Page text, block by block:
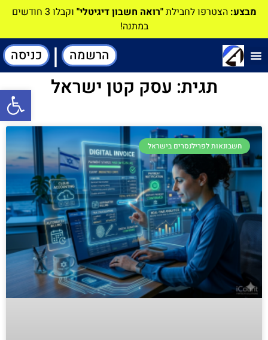
מבצע: הצטרפו לחבילת"רואה חשבון דיגיטלי"
וקבלו 3 חודשים
במתנה!
הרשמה | כניסה
תגית: עסק קטן ישראל
חשבונאות לפרילנסרים בישראל
פתח